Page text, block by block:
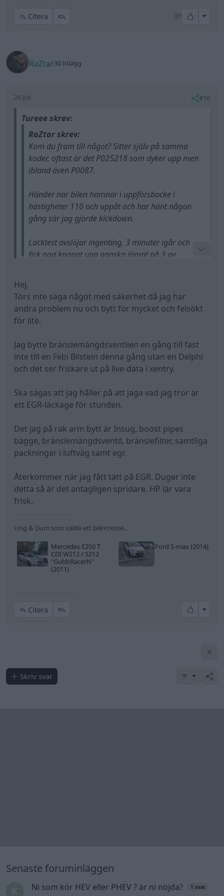
Citera 1 All
RaZtar30 Inlägg
26 juli #10
Tureee skrev:
RaZtar skrev:
Kom du fram till något? Sitter själv på samma
koder, oftast är det P025218 som dyker upp men
ibland även P0087.
Händer när bilen hamnar i uppförsbacke i
hastigheter 110 och uppåt och har hänt någon
gång sär jag gjorde kickdown.
Läcktest avslöjar ingenting, 3 minuter igår och
fick nog knappt upp ganska jämnt på 3 av
läckagetestet då den bubblade om man lät den
sitta av sig självt.
Går ju pendla med och byter samt kodar gärna
spridare men vore ju trevligt att veta vilken och
att det faktiskt är problemet.
Bytte Fuel Quantity Valve på Högtryckspumpen
för ett par månader sedan för att motverka detta
men icke! Även bränslefilter är bytt.
Kom du fram till nånting har exakt samma fast jag
ännu inte bytt dendär fuel quality valve
Hej,
Törs inte säga något med säkerhet då jag har
andra problem nu och bytt för mycket och felsökt
för lite.
Jag bytte bränslemängdsventilen en gång till fast
inte till en Febi Bilstein denna gång utan en Delphi
och det ser friskare ut på live-data i xentry.
Ska sägas att jag håller på att jaga vad jag tror är
ett EGR-läckage för stunden.
Det jag på rak arm bytt är Insug, boost pipes
bägge, bränslemängdsventil, bränslefilter, samtliga
packningar i luftväg samt egr.
Återkommer när jag fått tätt på EGR. Duger inte
detta så är det antagligen spridare. HP lär vara
frisk.
Ung & Dum som valde ett bilintresse...
Mercedes E250 T
CDI W212 / S212
"GubbRacerN"
(2011)
Ford S-max (2014)
Citera All
Skriv svar
Bestyckningsfundering. Zenith INAT 35/40
förgasare
Senaste inlägget av Mossan1 för 21 timmar sedani